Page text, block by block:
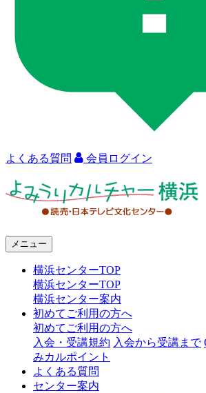
よくある質問 会員ログイン
メニュー
横浜センターTOP
横浜センターTOP
横浜センター案内
初めてご利用の方へ
初めてご利用の方へ
入会・受講規約 入会から受講まで
みカルポイント
よくある質問
センター案内